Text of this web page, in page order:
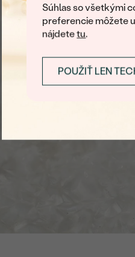
Súhlas so všetkými
preferencie môžete
nájdetetu.
POUŽIŤ LEN